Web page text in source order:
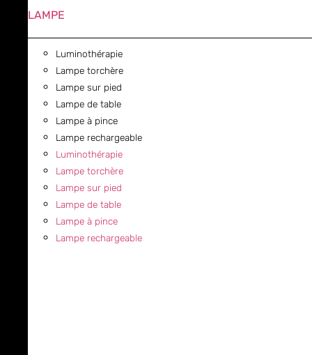
LAMPE
Luminothérapie
Lampe torchère
Lampe sur pied
Lampe de table
Lampe à pince
Lampe rechargeable
Luminothérapie
Lampe torchère
Lampe sur pied
Lampe de table
Lampe à pince
Lampe rechargeable